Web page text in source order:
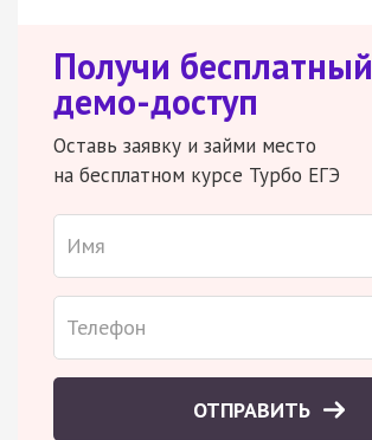
Получи бесплатный
демо-доступ
Оставь заявку и займи место
на бесплатном курсе Турбо ЕГЭ
ОТПРАВИТЬ